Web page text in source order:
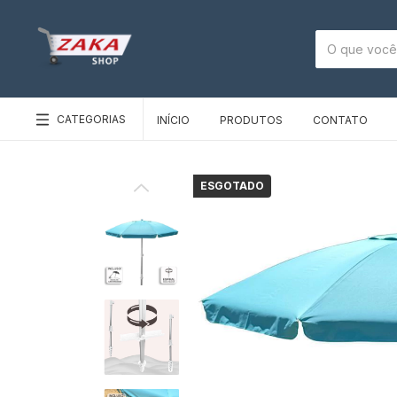
CATEGORIAS INÍCIO PRODUTOS CONTATO
ESGOTADO